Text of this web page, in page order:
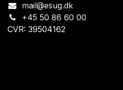
mail@esug.dk
+45 50 86 60 00
CVR: 39504162